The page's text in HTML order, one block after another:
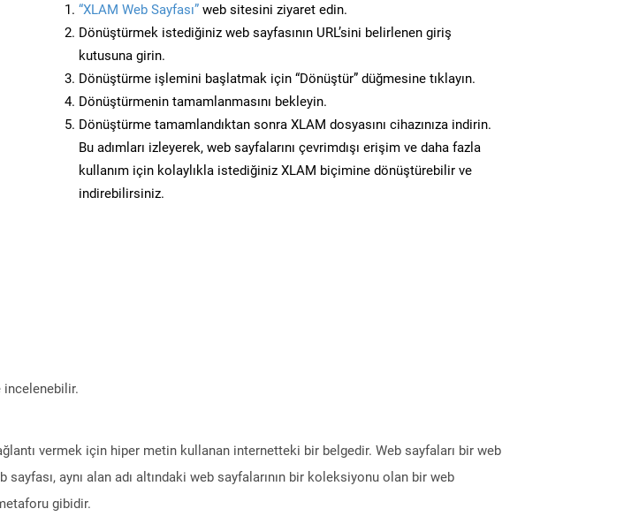
“XLAM Web Sayfası” web sitesini ziyaret edin.
Dönüştürmek istediğiniz web sayfasının URL’sini belirlenen giriş
kutusuna girin.
Dönüştürme işlemini başlatmak için “Dönüştür” düğmesine tıklayın.
Dönüştürmenin tamamlanmasını bekleyin.
Dönüştürme tamamlandıktan sonra XLAM dosyasını cihazınıza indirin.
Bu adımları izleyerek, web sayfalarını çevrimdışı erişim ve daha fazla
kullanım için kolaylıkla istediğiniz XLAM biçimine dönüştürebilir ve
indirebilirsiniz.
incelenebilir.
vermek için hiper metin kullanan internetteki bir belgedir. Web sayfaları bir web
aynı alan adı altındaki web sayfalarının bir koleksiyonu olan bir web
gibidir.